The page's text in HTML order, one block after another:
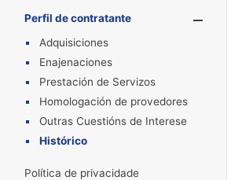
Perfil de contratante
Adquisiciones
Enajenaciones
Prestación de Servizos
Homologación de provedores
Outras Cuestións de Interese
Histórico
Política de privacidade